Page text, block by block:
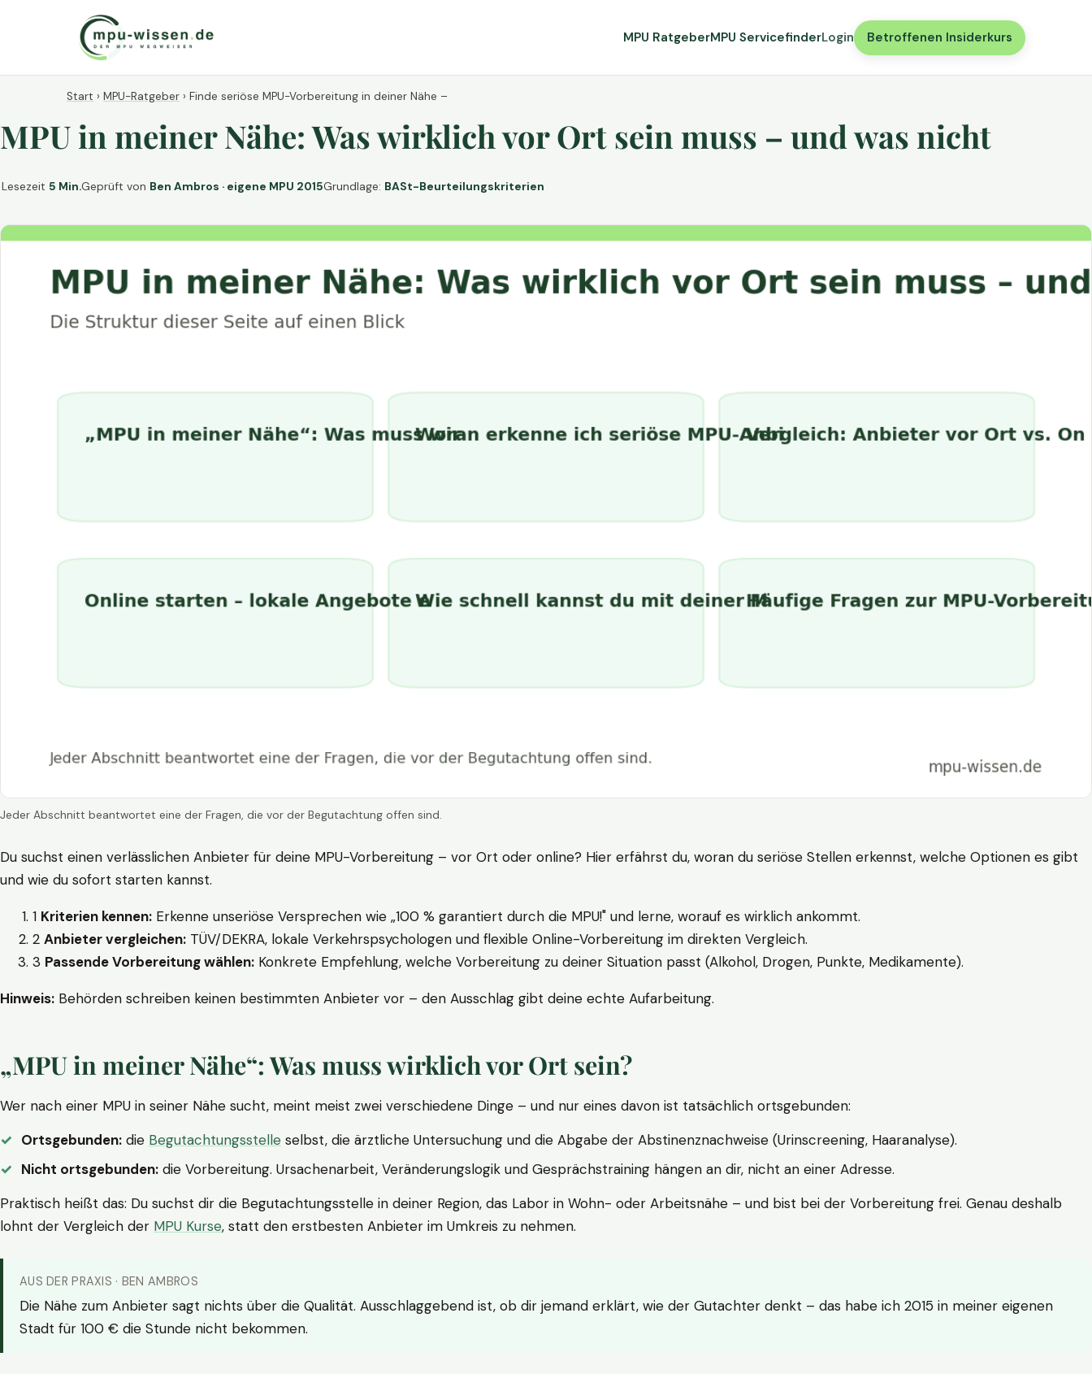
MPU RatgeberMPU ServicefinderLogin Betroffenen Insiderkurs
Start › MPU-Ratgeber › Finde seriöse MPU-Vorbereitung in deiner Nähe –
MPU in meiner Nähe: Was wirklich vor Ort sein muss – und was nicht
Lesezeit 5 Min.Geprüft von Ben Ambros · eigene MPU 2015Grundlage: BASt-Beurteilungskriterien
Jeder Abschnitt beantwortet eine der Fragen, die vor der Begutachtung offen sind.
Du suchst einen verlässlichen Anbieter für deine MPU-Vorbereitung – vor Ort oder online? Hier erfährst du, woran du seriöse Stellen erkennst, welche Optionen es gibt
und wie du sofort starten kannst.
1 Kriterien kennen: Erkenne unseriöse Versprechen wie „100 % garantiert durch die MPU!" und lerne, worauf es wirklich ankommt.
2 Anbieter vergleichen: TÜV/DEKRA, lokale Verkehrspsychologen und flexible Online-Vorbereitung im direkten Vergleich.
3 Passende Vorbereitung wählen: Konkrete Empfehlung, welche Vorbereitung zu deiner Situation passt (Alkohol, Drogen, Punkte, Medikamente).
Hinweis: Behörden schreiben keinen bestimmten Anbieter vor – den Ausschlag gibt deine echte Aufarbeitung.
„MPU in meiner Nähe“: Was muss wirklich vor Ort sein?
Wer nach einer MPU in seiner Nähe sucht, meint meist zwei verschiedene Dinge – und nur eines davon ist tatsächlich ortsgebunden:
Ortsgebunden: die Begutachtungsstelle selbst, die ärztliche Untersuchung und die Abgabe der Abstinenznachweise (Urinscreening, Haaranalyse).
Nicht ortsgebunden: die Vorbereitung. Ursachenarbeit, Veränderungslogik und Gesprächstraining hängen an dir, nicht an einer Adresse.
Praktisch heißt das: Du suchst dir die Begutachtungsstelle in deiner Region, das Labor in Wohn- oder Arbeitsnähe – und bist bei der Vorbereitung frei. Genau deshalb
lohnt der Vergleich der MPU Kurse, statt den erstbesten Anbieter im Umkreis zu nehmen.
AUS DER PRAXIS · BEN AMBROS
Die Nähe zum Anbieter sagt nichts über die Qualität. Ausschlaggebend ist, ob dir jemand erklärt, wie der Gutachter denkt – das habe ich 2015 in meiner eigenen
Stadt für 100 € die Stunde nicht bekommen.